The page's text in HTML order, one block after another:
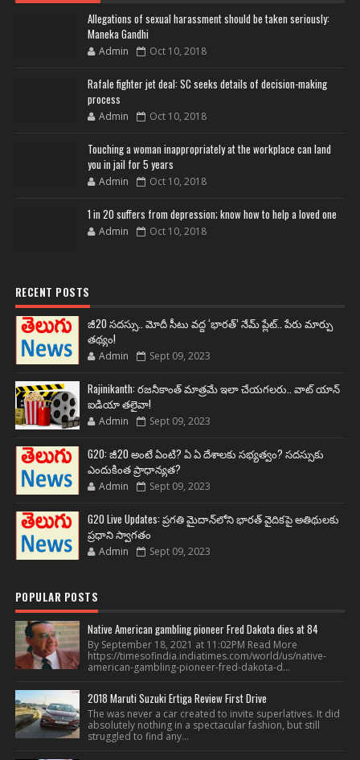
Allegations of sexual harassment should be taken seriously:
Maneka Gandhi
Admin Oct 10, 2018
Rafale fighter jet deal: SC seeks details of decision-making
process
Admin Oct 10, 2018
Touching a woman inappropriately at the workplace can land
you in jail for 5 years
Admin Oct 10, 2018
1 in 20 suffers from depression; know how to help a loved one
Admin Oct 10, 2018
RECENT POSTS
జీ20 సదస్సు.. మోదీ సీటు వద్ద ‘భారత్’ నేమ్ ప్లేట్‌.. పేరు మార్పు
తథ్యం!
Admin Sept 09, 2023
Rajinikanth: రజనీకాంత్ మాత్రమే ఇలా చేయగలరు.. వాట్ యాన్
ఐడియా తలైవా!
Admin Sept 09, 2023
G20: జీ20 అంటే ఏంటి? ఏ ఏ దేశాలకు సభ్యత్వం? సదస్సుకు
ఎందుకింత ప్రాధాన్యత?
Admin Sept 09, 2023
G20 Live Updates: ప్రగతి మైదాన్‌లోని భారత్ వైదికపై అతిథులకు
ప్రధాని స్వాగతం
Admin Sept 09, 2023
POPULAR POSTS
Native American gambling pioneer Fred Dakota dies at 84
By September 18, 2021 at 11:02PM Read More
https://timesofindia.indiatimes.com/world/us/native-
american-gambling-pioneer-fred-dakota-d...
2018 Maruti Suzuki Ertiga Review First Drive
The was never a car created to invite superlatives. It did
absolutely nothing in a spectacular fashion, but still
struggled to find any...